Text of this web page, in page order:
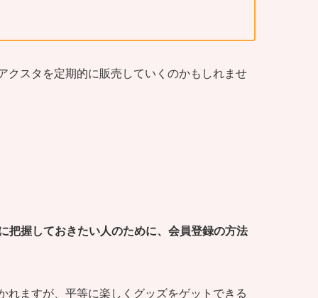
クスタを定期的に販売していくのかもしれませ
把握しておきたい人のために、会員登録の方法
れますが、平等に楽しくグッズをゲットできる